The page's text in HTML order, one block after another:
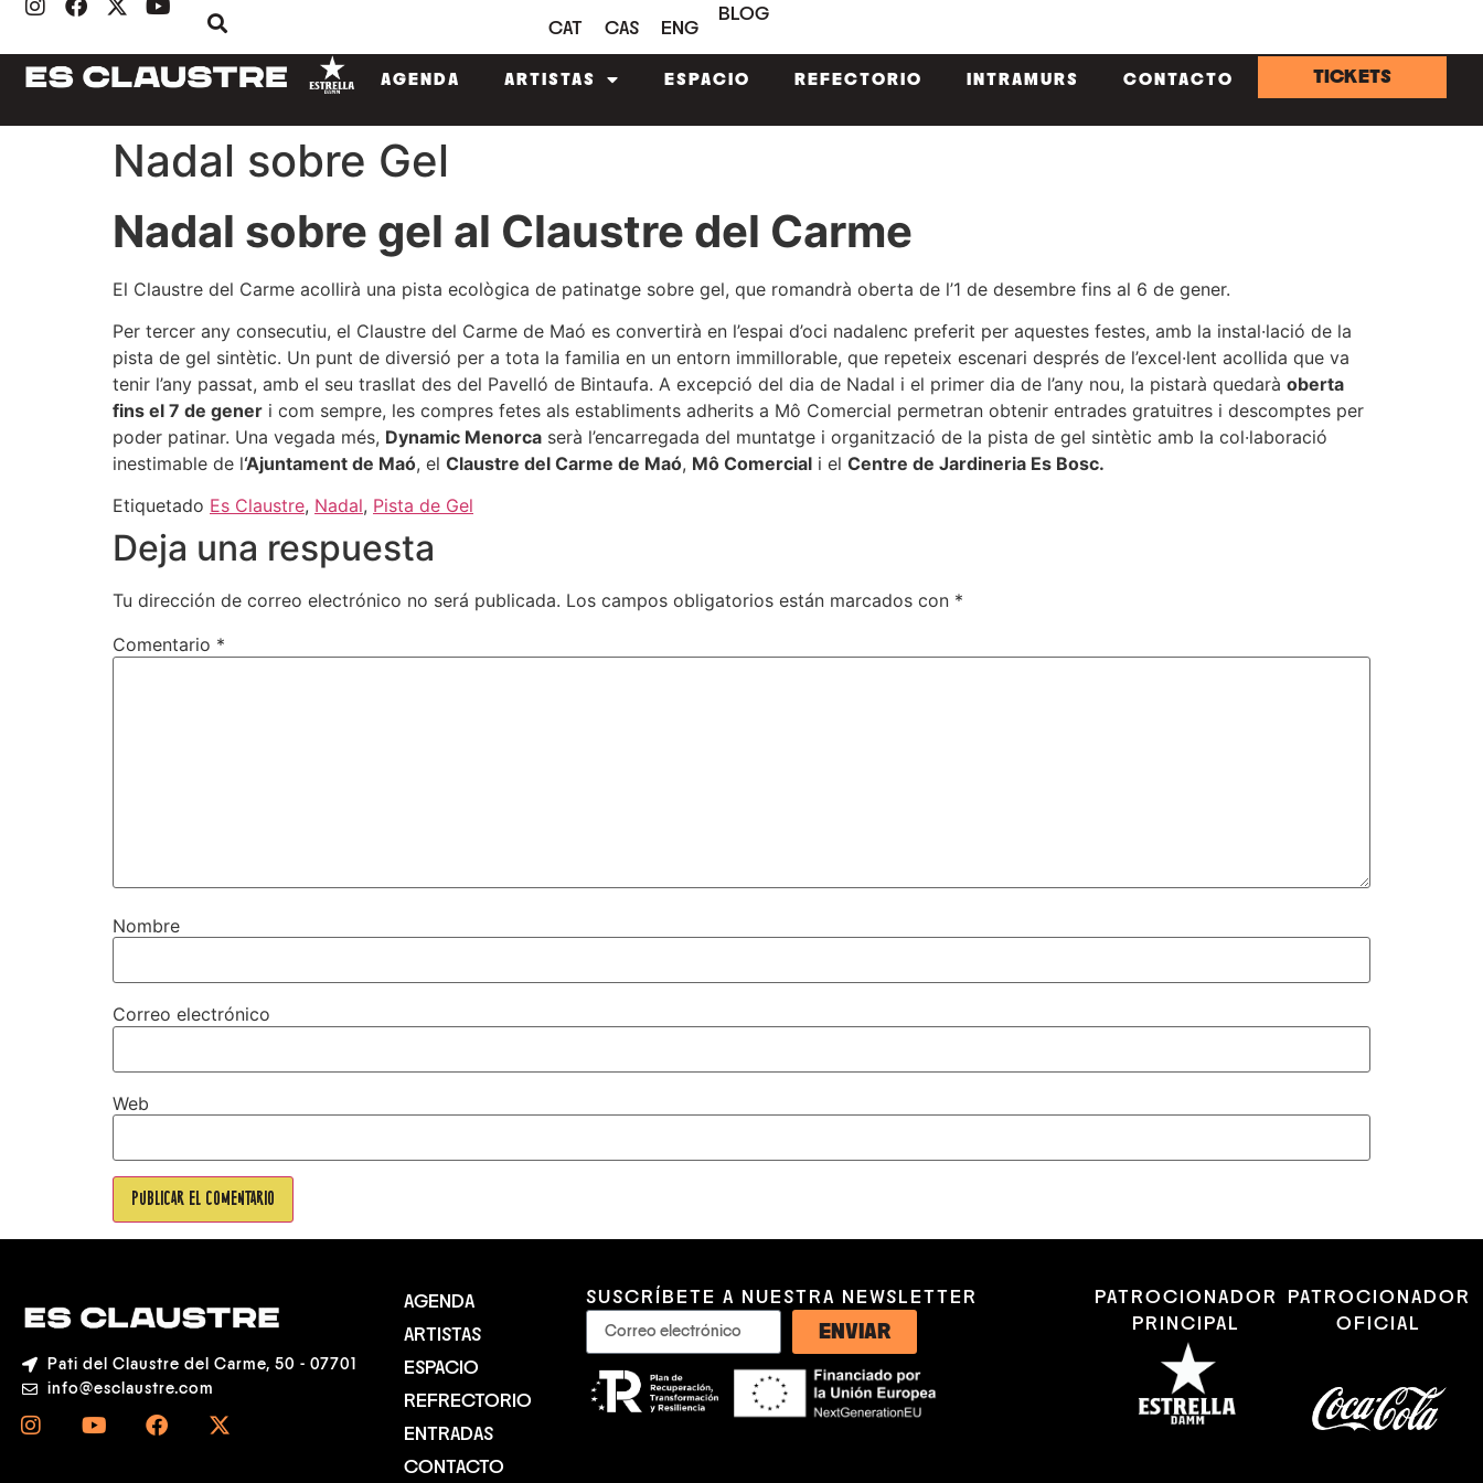
CAT CAS ENG
BLOG
AGENDA ARTISTAS ESPACIO REFECTORIO INTRAMURS CONTACTO TICKETS
Nadal sobre Gel
Nadal sobre gel al Claustre del Carme
El Claustre del Carme acollirà una pista ecològica de patinatge sobre gel, que romandrà oberta de l’1 de desembre fins al 6 de gener.
Per tercer any consecutiu, el Claustre del Carme de Maó es convertirà en l’espai d’oci nadalenc preferit per aquestes festes, amb la instal·lació de la
pista de gel sintètic. Un punt de diversió per a tota la familia en un entorn immillorable, que repeteix escenari després de l’excel·lent acollida que va
tenir l’any passat, amb el seu trasllat des del Pavelló de Bintaufa. A excepció del dia de Nadal i el primer dia de l’any nou, la pistarà quedarà oberta
fins el 7 de gener i com sempre, les compres fetes als establiments adherits a Mô Comercial permetran obtenir entrades gratuitres i descomptes per
poder patinar. Una vegada més, Dynamic Menorca serà l’encarregada del muntatge i organització de la pista de gel sintètic amb la col·laboració
inestimable de l‘Ajuntament de Maó, el Claustre del Carme de Maó, Mô Comercial i el Centre de Jardineria Es Bosc.
Etiquetado Es Claustre, Nadal, Pista de Gel
Deja una respuesta
Tu dirección de correo electrónico no será publicada. Los campos obligatorios están marcados con *
Comentario *
Nombre
Correo electrónico
Web
Pati del Claustre del Carme, 50 - 07701
info@esclaustre.com
AGENDA
ARTISTAS
ESPACIO
REFRECTORIO
ENTRADAS
CONTACTO
SUSCRÍBETE A NUESTRA NEWSLETTER
ENVIAR
PATROCIONADOR
PRINCIPAL
PATROCIONADOR
OFICIAL